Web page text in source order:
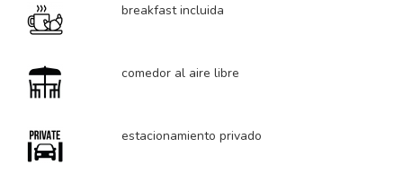
breakfast incluida
comedor al aire libre
estacionamiento privado